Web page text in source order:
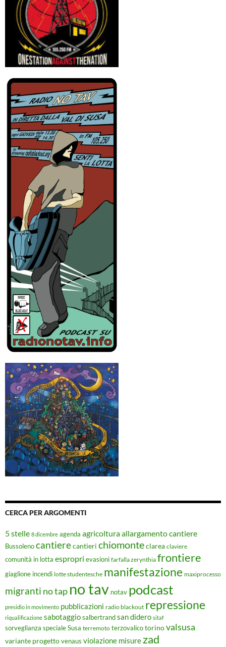
CERCA PER ARGOMENTI
5 stelle 8 dicembre agenda agricolturaallargamento cantiere
Bussolenocantierecantieri chiomonteclarea claviere
comunità in lotta espropri evasioni farfalla zerynthia frontiere
giaglione incendi lotte studentesche manifestazione maxiprocesso
migranti no tap no tav notav podcast
presidio in movimento pubblicazioni radio blackout repressione
riqualificazione sabotaggiosalbertrandsan didero sitaf
sorveglianza speciale Susa terremoto terzovalico torinovalsusa
variante progettovenaus violazione misure zad